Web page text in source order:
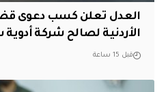
العدل تعلن كسب دعوى
الأردنية لصالح شركة أدوية
قبل 15 ساعة